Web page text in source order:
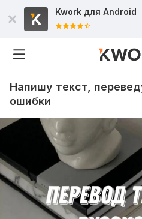
Kwork для Android
Напишу текст,
ошибки